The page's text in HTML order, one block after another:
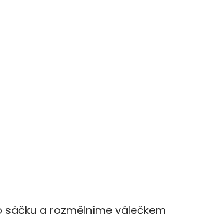
sáčku a rozmělníme válečkem